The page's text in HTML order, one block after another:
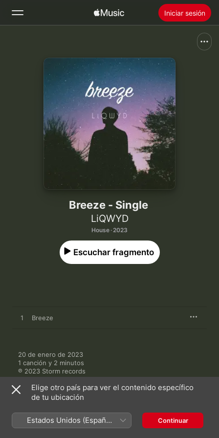
Iniciar sesión
Radio
Instalar Apple Music
Breeze - Single
LiQWYD
House · 2023
Escuchar fragmento
1 Breeze
20 de enero de 2023
1 canción y 2 minutos
℗ 2023 Storm records
Más de LiQWYD
Elige otro país para ver el contenido específico
de tu ubicación
Estados Unidos (Español
México)
Continuar